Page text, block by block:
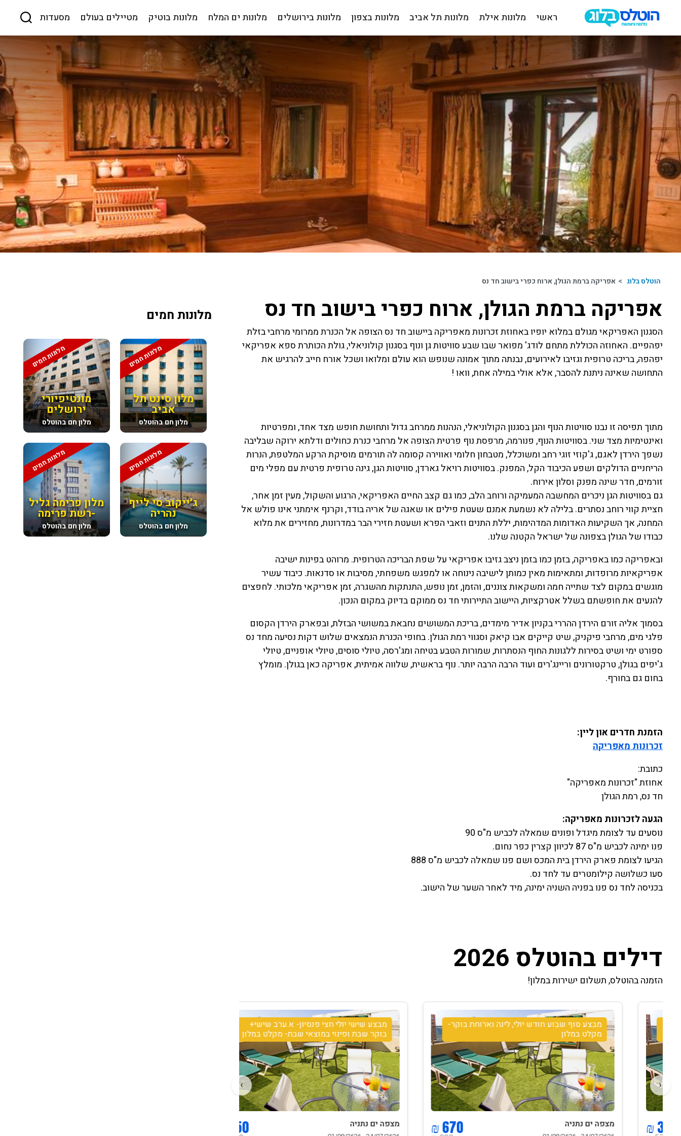
הוטלס
ראשי מלונות אילת מלונות תל אביב מלונות בצפון מלונות בירושלים מלונות ים המלח מלונות בוטיק מטיילים בעולם מסעדות
הוטלס בלוג > אפריקה ברמת הגולן, ארוח כפרי בישוב חד נס
מלונות חמים
מלונות חמים
מונטיפיורי
ירושלים
מלון חם בהוטלס
מלונות חמים
מלון סינט תל
אביב
מלון חם בהוטלס
מלונות חמים
מלון פרימה גליל
-רשת פרימה
מלון חם בהוטלס
מלונות חמים
ג׳ייקוב סי לייף
נהריה
מלון חם בהוטלס
אפריקה ברמת הגולן, ארוח כפרי בישוב חד נס
הסגנון האפריקאי מגולם במלוא יופיו באחוזת זכרונות מאפריקה ביישוב חד נס הצופה אל הכנרת ממרומי מרחבי בזלת
יפהפיים. האחוזה הכוללת מתחם לודג' מפואר שבו שבע סוויטות גן ונוף בסגנון קולוניאלי, גולת הכותרת ספא אפריקאי
יפהפה, בריכה טרופית וגזיבו לאירועים, נבנתה מתוך אמונה שנופש הוא עולם ומלואו ושכל אורח חייב להרגיש את
התחושה שאינה ניתנת להסבר, אלא אולי במילה אחת, וואו !
מתוך תפיסה זו נבנו סוויטות הנוף והגן בסגנון הקולוניאלי, הנהנות ממרחב גדול ותחושת חופש מצד אחד, ומפרטיות
ואינטימיות מצד שני. בסוויטות הנוף, פנורמה, מרפסת נוף פרטית הצופה אל מרחבי כנרת כחולים ודלתא ירוקה שבליבה
נשפך הירדן לאגם, ג'קוזי זוגי רחב ומשוכלל, מטבחון חלומי ואווירה קסומה לה תורמים מוסיקת הרקע המלטפת, הנרות
הריחניים הדולקים ושפע הכיבוד הקל, המפנק. בסוויטות רויאל גארדן, סוויטות הגן, גינה טרופית פרטית עם מפלי מים
זורמים, חדר שינה מפנק וסלון אירוח.
גם בסוויטות הגן ניכרים המחשבה המעמיקה ורוחב הלב, כמו גם קצב החיים האפריקאי, הרגוע והשקול, מעין זמן אחר,
חציית קווי רוחב נסתרים. בלילה לא נשמעת אמנם שעטת פילים או שאגה של אריה בודד, וקרנף אימתני אינו פולש אל
המחנה, אך השקיעות האדומות המדהימות, יללת התנים וזאבי הפרא ושעטת חזירי הבר במדרונות, מחזירים את מלוא
כבודו של הגולן בצפונה של ישראל הקטנה שלנו.
ובאפריקה כמו באפריקה, בזמן כמו בזמן ניצב גזיבו אפריקאי על שפת הבריכה הטרופית. מרוהט בפינות ישיבה
אפריקאיות מרופדות, ומתאימות מאין כמותן לישיבה נינוחה או למפגש משפחתי, מסיבות או סדנאות. כיבוד עשיר
מוגשים במקום לצד שתייה חמה ומשקאות צוננים, והזמן, זמן נופש, התנתקות מהשגרה, זמן אפריקאי מלכותי. לחפצים
להנעים את חופשתם בשלל אטרקציות, היישוב התיירותי חד נס ממוקם בדיוק במקום הנכון.
בסמוך אליה זורם הירדן ההררי בקניון אדיר מימדים, בריכת המשושים נחבאת במשושי הבזלת, ובפארק הירדן הקסום
פלגי מים, מרחבי פיקניק, שיט קייקים אבו קיאק וסגווי רמת הגולן. בחופי הכנרת הנמצאים שלוש דקות נסיעה מחד נס
ספורט ימי ושיט בסירות ללגונות החוף הנסתרות, שמורות הטבע בטיחה ומג'רסה, טיולי סוסים, טיולי אופניים, טיולי
ג'יפים בגולן, טרקטורונים וריינג'רים ועוד הרבה הרבה יותר. נוף בראשית, שלווה אמיתית, אפריקה כאן בגולן. מומלץ
בחום גם בחורף.
הזמנת חדרים און ליין:
זכרונות מאפריקה
כתובת:
אחוזת "זכרונות מאפריקה"
חד נס, רמת הגולן
הגעה לזכרונות מאפריקה:
נוסעים עד לצומת מיגדל ופונים שמאלה לכביש מ"ס 90
פנו ימינה לכביש מ"ס 87 לכיוון קצרין כפר נחום.
הגיעו לצומת פארק הירדן בית המכס ושם פנו שמאלה לכביש מ"ס 888
סעו כשלושה קילומטרים עד לחד נס.
בכניסה לחד נס פנו בפניה השניה ימינה, מיד לאחר השער של הישוב.
דילים בהוטלס 2026
הזמנה בהוטלס, תשלום ישירות במלון!
מבצע סוף שבוע חודש יולי, לינה וארוחת בוקר-
מקלט במלון
מצפה ים נתניה
מבצע שישי יולי חצי פנסיון- א.ערב שישי+
בוקר שבת ופינוי במוצאי שבת- מקלט במלון
מצפה ים נתניה
‹
›